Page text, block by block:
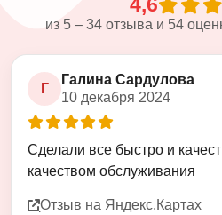
4,6
из 5– 34отзыва и 54
Г
Галина Сардулова
10 декабря 2024
Сделали все быстро и
качеством обслуживания
Отзыв на Яндекс.Картах